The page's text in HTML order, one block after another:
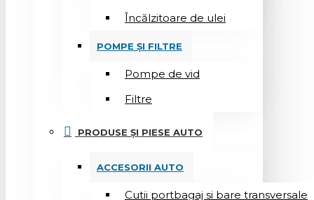
Încălzitoare de ulei
POMPE ȘI FILTRE
Pompe de vid
Filtre
PRODUSE ȘI PIESE AUTO
ACCESORII AUTO
Cutii portbagaj si bare transversale